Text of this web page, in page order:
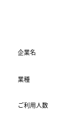
ご利用人数
業種
​企業名